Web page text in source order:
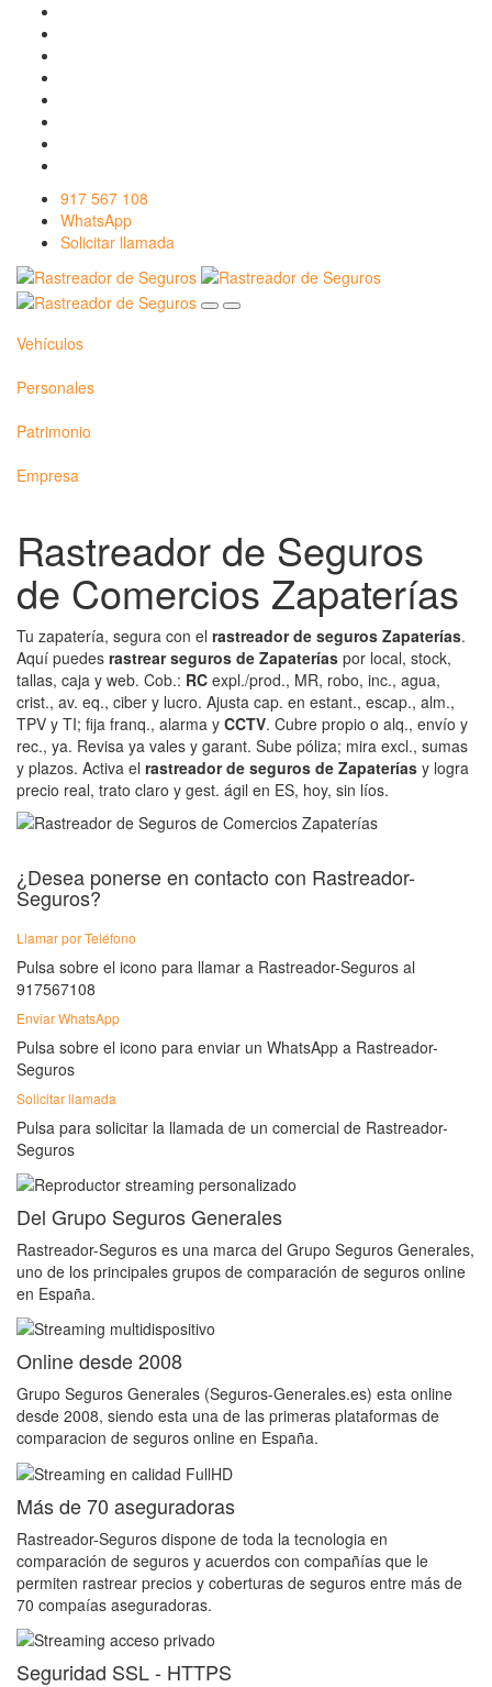
917 567 108
WhatsApp
Solicitar llamada
Vehículos
Personales
Patrimonio
Empresa
Rastreador de Seguros
de Comercios Zapaterías
Tu zapatería, segura con el rastreador de seguros Zapaterías.
Aquí puedes rastrear seguros de Zapaterías por local, stock,
tallas, caja y web. Cob.: RC expl./prod., MR, robo, inc., agua,
crist., av. eq., ciber y lucro. Ajusta cap. en estant., escap., alm.,
TPV y TI; fija franq., alarma y CCTV. Cubre propio o alq., envío y
rec., ya. Revisa ya vales y garant. Sube póliza; mira excl., sumas
y plazos. Activa el rastreador de seguros de Zapaterías y logra
precio real, trato claro y gest. ágil en ES, hoy, sin líos.
¿Desea ponerse en contacto con Rastreador-
Seguros?
Llamar por Teléfono
Pulsa sobre el icono para llamar a Rastreador-Seguros al
917567108
Enviar WhatsApp
Pulsa sobre el icono para enviar un WhatsApp a Rastreador-
Seguros
Solicitar llamada
Pulsa para solicitar la llamada de un comercial de Rastreador-
Seguros
Del Grupo Seguros Generales
Rastreador-Seguros es una marca del Grupo Seguros Generales,
uno de los principales grupos de comparación de seguros online
en España.
Online desde 2008
Grupo Seguros Generales (Seguros-Generales.es) esta online
desde 2008, siendo esta una de las primeras plataformas de
comparacion de seguros online en España.
Más de 70 aseguradoras
Rastreador-Seguros dispone de toda la tecnologia en
comparación de seguros y acuerdos con compañías que le
permiten rastrear precios y coberturas de seguros entre más de
70 compaías aseguradoras.
Seguridad SSL - HTTPS